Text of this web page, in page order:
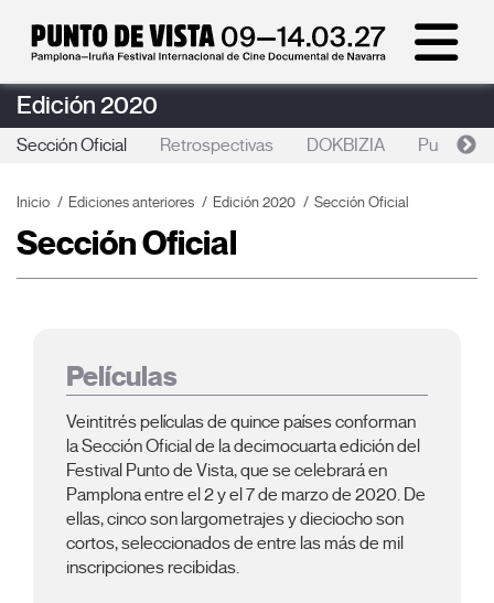
Edición 2020
Sección Oficial Retrospectivas DOKBIZIA Punto de
Inicio Ediciones anteriores Edición 2020 Sección Oficial
Sección Oficial
Películas
Veintitrés películas de quince países conforman
la Sección Oficial de la decimocuarta edición del
Festival Punto de Vista, que se celebrará en
Pamplona entre el 2 y el 7 de marzo de 2020. De
ellas, cinco son largometrajes y dieciocho son
cortos, seleccionados de entre las más de mil
inscripciones recibidas.